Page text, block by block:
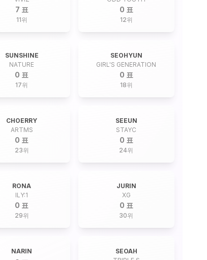
7 표
11위
0 표
12위
SUNSHINE
NATURE
0 표
17위
SEOHYUN
GIRL'S GENERATION
0 표
18위
CHOERRY
ARTMS
0 표
23위
SEEUN
STAYC
0 표
24위
RONA
ILY:1
0 표
29위
JURIN
XG
0 표
30위
NARIN
SEOAH